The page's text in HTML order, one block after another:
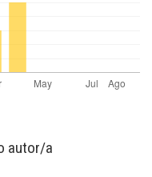
autor/a